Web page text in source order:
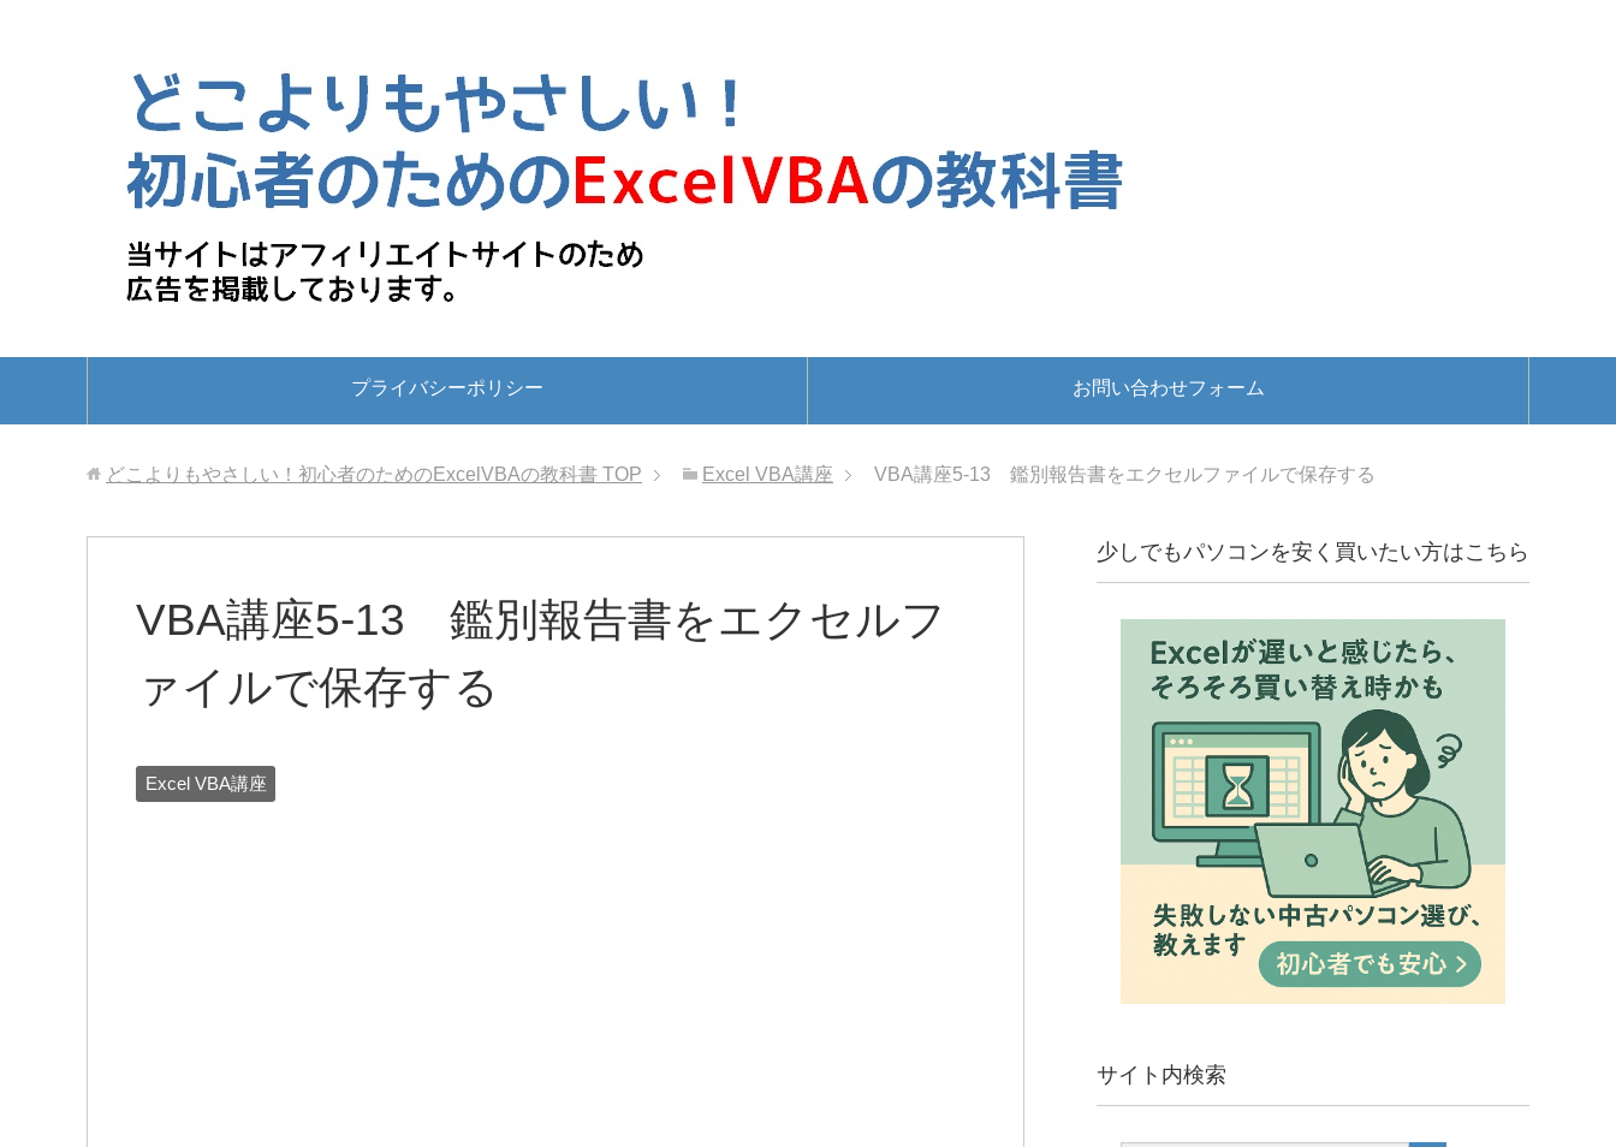
プライバシーポリシー お問い合わせフォーム
どこよりもやさしい！初心者のためのExcelVBAの教科書 TOP Excel VBA講座 VBA講座5-13 鑑別報告書をエクセルファイルで保存する
VBA講座5-13 鑑別報告書をエクセルフ
ァイルで保存する
Excel VBA講座
少しでもパソコンを安く買いたい方はこちら
サイト内検索